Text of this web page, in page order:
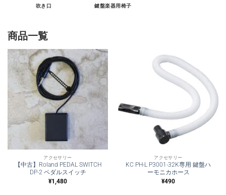
吹き口 鍵盤楽器用椅子
商品一覧
アクセサリー
【中古】Roland PEDAL SWITCH
DP-2 ペダルスイッチ
¥1,480
アクセサリー
KC PH-L P3001-32K専用 鍵盤ハ
ーモニカホース
¥490